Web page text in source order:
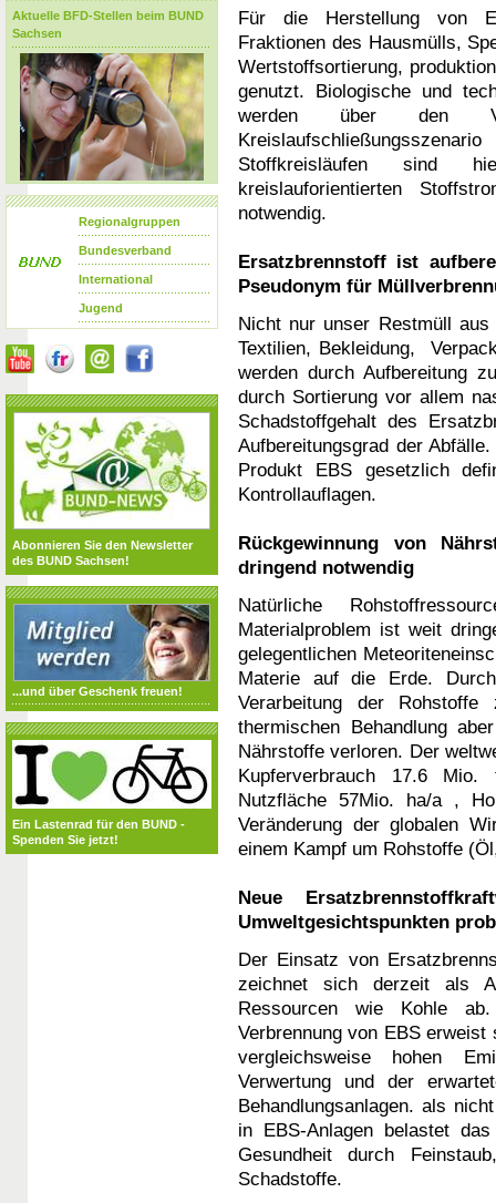
Für die Herstellung von
Fraktionen des Hausmülls,
Wertstoffsortierung,
genutzt. Biologische und
werden über den
Stoffkreisläufen sind
kreislauforientierten
notwendig.
Ersatzbrennstoff ist
Pseudonym für
Nicht nur unser Restmüll aus
Textilien, Bekleidung,
werden durch Aufbereitung
durch Sortierung vor allem
Schadstoffgehalt des
Aufbereitungsgrad der
Produkt EBS gesetzlich
Kontrollauflagen.
Rückgewinnung von
dringend notwendig
Natürliche
Materialproblem ist weit
gelegentlichen
Materie auf die Erde.
Verarbeitung der
thermischen Behandlung
Nährstoffe verloren. Der
Kupferverbrauch 17.6
Nutzfläche 57Mio. ha/a ,
Veränderung der globalen
einem Kampf um Rohstoffe
Neue
Umweltgesichtspunkten
Der Einsatz von
zeichnet sich derzeit als
Ressourcen wie Kohle
Verbrennung von EBS
vergleichsweise hohen
Verwertung und der
Behandlungsanlagen. als
in EBS-Anlagen belastet
Gesundheit durch
Schadstoffe.
Aktuelle BFD-Stellen beim BUND
Sachsen
Regionalgruppen
Bundesverband
International
Jugend
Abonnieren Sie den Newsletter
des BUND Sachsen!
...und über Geschenk freuen!
Ein Lastenrad für den BUND -
Spenden Sie jetzt!